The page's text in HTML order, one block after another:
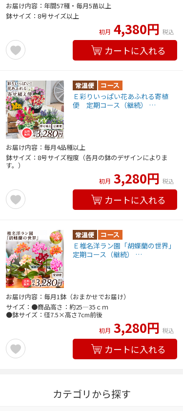
お届け内容：年間57種・毎月5苗以上
鉢サイズ：8号サイズ以上
初月 4,380円 税込
カートに入れる
Ｅ彩りいっぱい花あふれる寄植
便 定期コース（継続） …
お届け内容：毎月4品種以上
鉢サイズ：8号サイズ程度（各月の鉢のデザインによりま
す。）
初月 3,280円 税込
カートに入れる
Ｅ椎名洋ラン園「胡蝶蘭の世界」
定期コース（継続） …
お届け内容：毎月1鉢（おまかせでお届け）
サイズ：●商品高さ：約25―35ｃｍ
●鉢サイズ：径7.5×高さ7cm前後
初月 3,280円 税込
カートに入れる
カテゴリから探す